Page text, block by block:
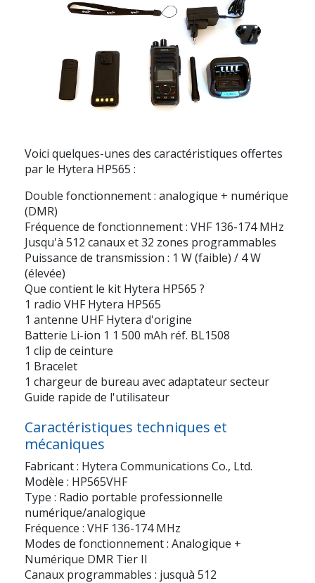
Voici quelques-unes des caractéristiques offertes
par le Hytera HP565 :
Double fonctionnement : analogique + numérique
(DMR)
Fréquence de fonctionnement : VHF 136-174 MHz
Jusqu'à 512 canaux et 32 zones programmables
Puissance de transmission : 1 W (faible) / 4 W
(élevée)
Que contient le kit Hytera HP565 ?
1 radio VHF Hytera HP565
1 antenne UHF Hytera d'origine
Batterie Li-ion 1 1 500 mAh réf. BL1508
1 clip de ceinture
1 Bracelet
1 chargeur de bureau avec adaptateur secteur
Guide rapide de l'utilisateur
Caractéristiques techniques et
mécaniques
Fabricant : Hytera Communications Co., Ltd.
Modèle : HP565VHF
Type : Radio portable professionnelle
numérique/analogique
Fréquence : VHF 136-174 MHz
Modes de fonctionnement : Analogique +
Numérique DMR Tier II
Canaux programmables : jusquà 512